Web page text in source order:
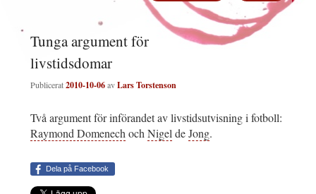
Tunga argument för
livstidsdomar
Publicerat2010-10-06avLars Torstenson
Två argument för införandet av livstidsutvisning i fotboll:
Raymond DomenechochNigeldeJong.
Dela på Facebook